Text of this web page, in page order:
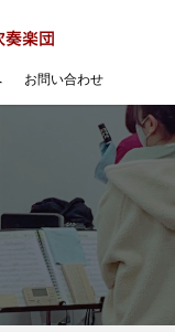
お問い合わせ